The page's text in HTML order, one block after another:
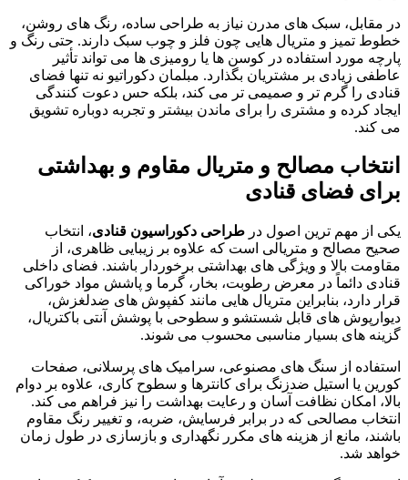
در مقابل، سبک های مدرن نیاز به طراحی ساده، رنگ های روشن،
خطوط تمیز و متریال هایی چون فلز و چوب سبک دارند. حتی رنگ و
پارچه مورد استفاده در کوسن ها یا رومیزی ها می تواند تأثیر
عاطفی زیادی بر مشتریان بگذارد. مبلمان دکوراتیو نه تنها فضای
قنادی را گرم تر و صمیمی تر می کند، بلکه حس دعوت کنندگی
ایجاد کرده و مشتری را برای ماندن بیشتر و تجربه دوباره تشویق
می کند.
انتخاب مصالح و متریال مقاوم و بهداشتی
برای فضای قنادی
یکی از مهم ترین اصول در طراحی دکوراسیون قنادی، انتخاب
صحیح مصالح و متریالی است که علاوه بر زیبایی ظاهری، از
مقاومت بالا و ویژگی های بهداشتی برخوردار باشند. فضای داخلی
قنادی دائماً در معرض رطوبت، بخار، گرما و پاشش مواد خوراکی
قرار دارد، بنابراین متریال هایی مانند کفپوش های ضدلغزش،
دیوارپوش های قابل شستشو و سطوحی با پوشش آنتی باکتریال،
گزینه های بسیار مناسبی محسوب می شوند.
استفاده از سنگ های مصنوعی، سرامیک های پرسلانی، صفحات
کورین یا استیل ضدزنگ برای کانترها و سطوح کاری، علاوه بر دوام
بالا، امکان نظافت آسان و رعایت بهداشت را نیز فراهم می کند.
انتخاب مصالحی که در برابر فرسایش، ضربه، و تغییر رنگ مقاوم
باشند، مانع از هزینه های مکرر نگهداری و بازسازی در طول زمان
خواهد شد.